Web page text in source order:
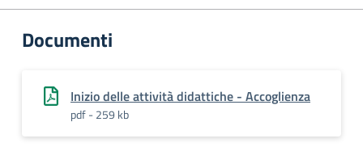
Documenti
Inizio delle attività didattiche - Accoglienza
pdf - 259 kb